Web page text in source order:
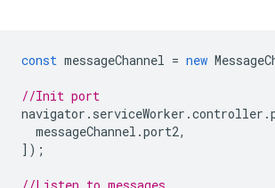
const messageChannel = new
//Init port
navigator . serviceWorker .controller .
messageChannel .port2,
]);